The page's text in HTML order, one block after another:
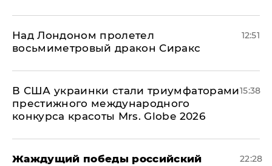
Над Лондоном пролетел
восьмиметровый дракон Сиракс
12:51
В США украинки стали триумфаторами
престижного международного
конкурса красоты Mrs. Globe 2026
15:38
Жаждущий победы российский
22:28